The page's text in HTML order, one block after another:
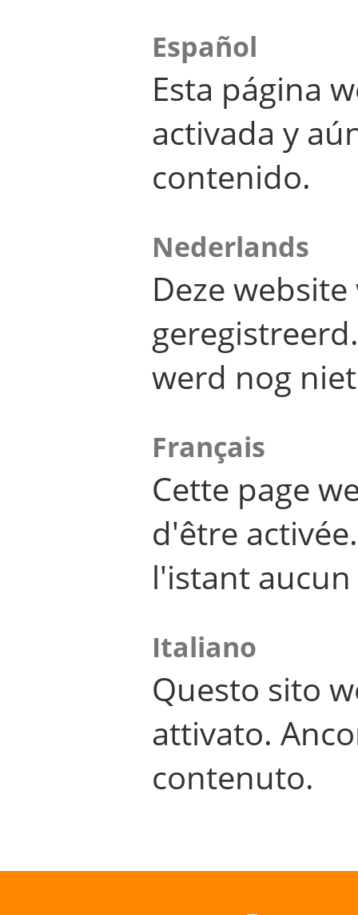
Español
Esta página
activada y
contenido.
Nederlands
Deze
werd nog
Français
Cette page
d'être
l'istant
Italiano
Questo sito
attivato.
contenuto.